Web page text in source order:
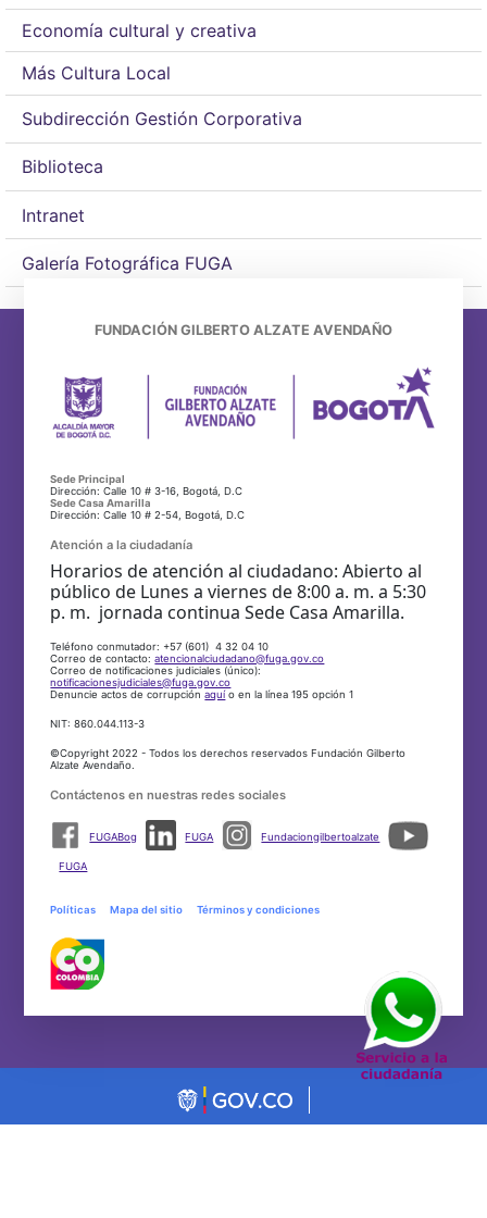
Economía cultural y creativa
Más Cultura Local
Subdirección Gestión Corporativa
Biblioteca
Intranet
Galería Fotográfica FUGA
FUNDACIÓN GILBERTO ALZATE AVENDAÑO
Sede Principal
Dirección: Calle 10 # 3-16, Bogotá, D.C
Sede Casa Amarilla
Dirección: Calle 10 # 2-54, Bogotá, D.C
Atención a la ciudadanía
Horarios de atención al ciudadano: Abierto al
público de Lunes a viernes de 8:00 a. m. a 5:30
p. m. jornada continua Sede Casa Amarilla.
Teléfono conmutador: +57 (601) 4 32 04 10
Correo de contacto:atencionalciudadano@fuga.gov.co
Correo de notificaciones judiciales (único):
notificacionesjudiciales@fuga.gov.co
Denuncie actos de corrupciónaquío en la línea 195 opción 1
NIT: 860.044.113-3
©Copyright 2022 - Todos los derechos reservados Fundación Gilberto
Alzate Avendaño.
Contáctenos en nuestras redes sociales
FUGABog FUGA Fundaciongilbertoalzate
FUGA
Políticas Mapa del sitio Términos y condiciones